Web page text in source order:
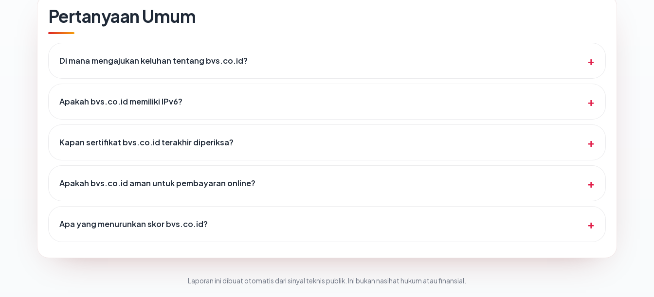
Pertanyaan Umum
Di mana mengajukan keluhan tentang bvs.co.id?
Apakah bvs.co.id memiliki IPv6?
Kapan sertifikat bvs.co.id terakhir diperiksa?
Apakah bvs.co.id aman untuk pembayaran online?
Apa yang menurunkan skor bvs.co.id?
Laporan ini dibuat otomatis dari sinyal teknis publik. Ini bukan nasihat hukum atau finansial.